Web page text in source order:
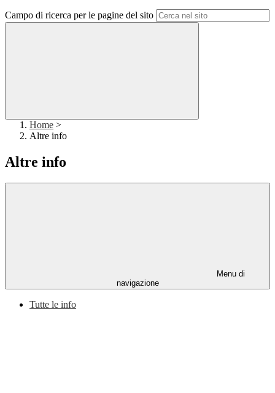
Campo di ricerca per le pagine del sito
Home >
Altre info
Altre info
Menu di
navigazione
Tutte le info